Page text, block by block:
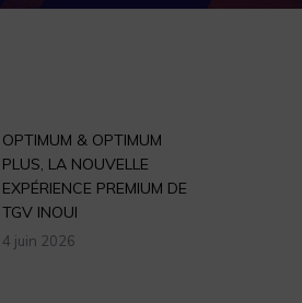
OPTIMUM & OPTIMUM
PLUS, LA NOUVELLE
EXPÉRIENCE PREMIUM DE
TGV INOUI
4 juin 2026